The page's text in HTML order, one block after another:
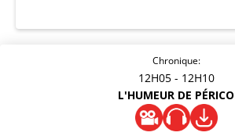
Chronique:
12H05 - 12H10
L'HUMEUR DE PÉRICO